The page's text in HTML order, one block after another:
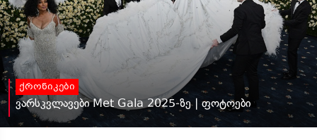
ქრონიკები
ვარსკვლავები Met Gala 2025-ზე | ფოტოები